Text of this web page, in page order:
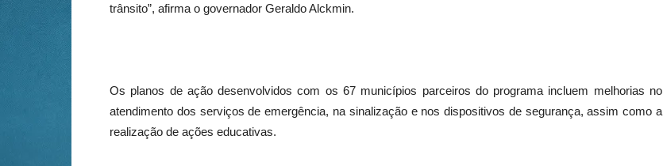
trânsito”, afirma o governador Geraldo Alckmin.
Os planos de ação desenvolvidos com os 67 municípios parceiros do programa incluem melhorias no
atendimento dos serviços de emergência, na sinalização e nos dispositivos de segurança, assim como a
realização de ações educativas.